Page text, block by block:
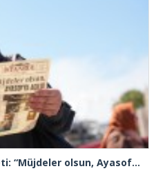
AK Kadınların gazete manşeti: “Müjdeler olsun, Ayasofya açıldı”